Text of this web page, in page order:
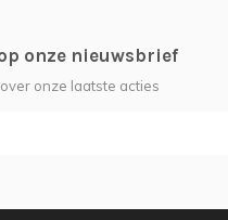
onze nieuwsbrief
onze laatste acties